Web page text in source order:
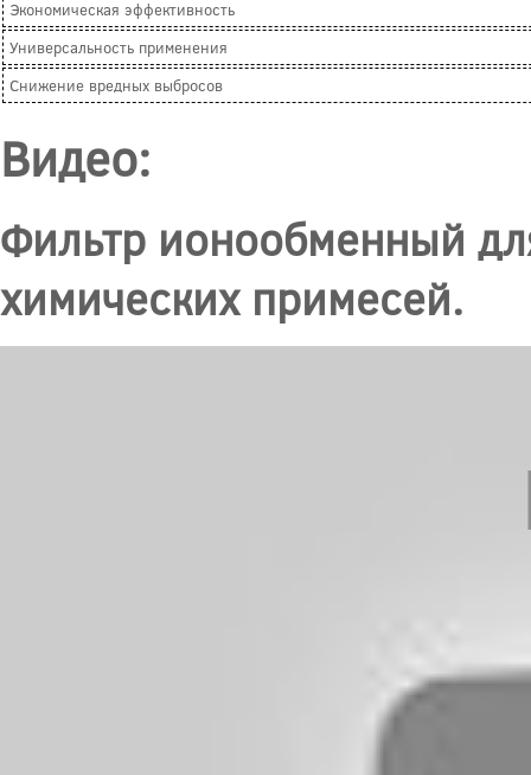
Экономическая эффективность
Универсальность применения
Снижение вредных выбросов
Видео:
Фильтр ионообменный
химических примесей.